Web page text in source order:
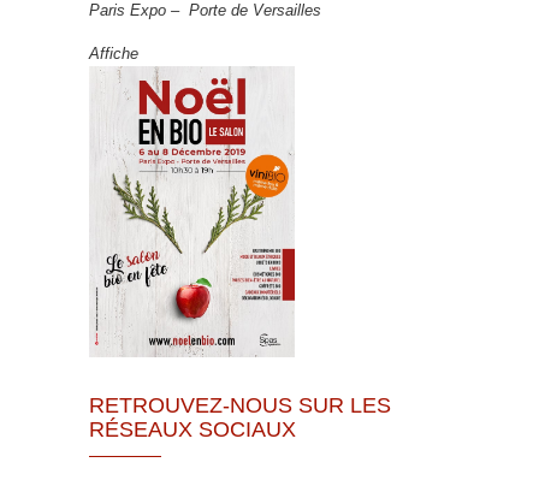
Paris Expo – Porte de Versailles
Affiche
RETROUVEZ-NOUS SUR LES
RÉSEAUX SOCIAUX